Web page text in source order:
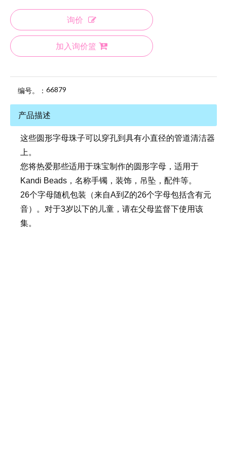
询价
加入询价篮
编号。： 66879
产品描述
这些圆形字母珠子可以穿孔到具有小直径的管道清洁器
上。
您将热爱那些适用于珠宝制作的圆形字母，适用于
Kandi Beads，名称手镯，装饰，吊坠，配件等。
26个字母随机包装（来自A到Z的26个字母包括含有元
音）。对于3岁以下的儿童，请在父母监督下使用该
集。